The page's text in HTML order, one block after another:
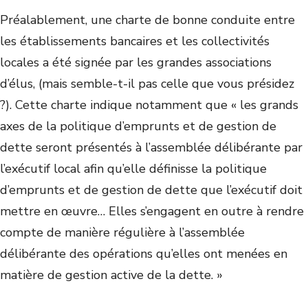
Préalablement, une charte de bonne conduite entre
les établissements bancaires et les collectivités
locales a été signée par les grandes associations
d’élus, (mais semble-t-il pas celle que vous présidez
?). Cette charte indique notamment que « les grands
axes de la politique d’emprunts et de gestion de
dette seront présentés à l’assemblée délibérante par
l’exécutif local afin qu’elle définisse la politique
d’emprunts et de gestion de dette que l’exécutif doit
mettre en œuvre… Elles s’engagent en outre à rendre
compte de manière régulière à l’assemblée
délibérante des opérations qu’elles ont menées en
matière de gestion active de la dette. »